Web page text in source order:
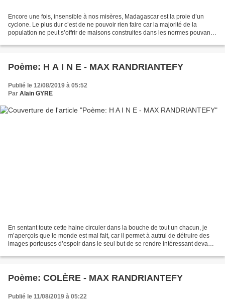
Encore une fois, insensible à nos misères, Madagascar est la proie d’un
cyclone. Le plus dur c’est de ne pouvoir rien faire car la majorité de la
population ne peut s’offrir de maisons construites dans les normes pouvant
Poème: H A I N E - MAX RANDRIANTEFY
Publié le 12/08/2019 à 05:52
Par Alain GYRE
En sentant toute cette haine circuler dans la bouche de tout un chacun, je
m’aperçois que le monde est mal fait, car il permet à autrui de détruire des
images porteuses d’espoir dans le seul but de se rendre intéressant devant
Poème: COLÈRE - MAX RANDRIANTEFY
Publié le 11/08/2019 à 05:22